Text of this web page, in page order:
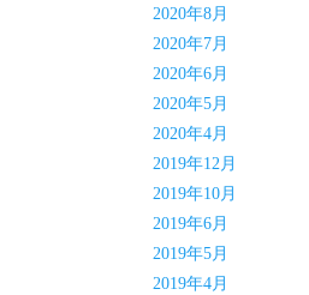
2020年8月
2020年7月
2020年6月
2020年5月
2020年4月
2019年12月
2019年10月
2019年6月
2019年5月
2019年4月